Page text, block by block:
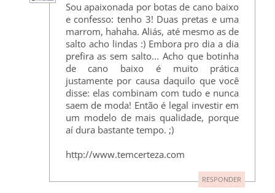
Sou apaixonada por botas de cano baixo
e confesso: tenho 3! Duas pretas e uma
marrom, hahaha. Aliás, até mesmo as de
salto acho lindas :) Embora pro dia a dia
prefira as sem salto... Acho que botinha
de cano baixo é muito prática
justamente por causa daquilo que você
disse: elas combinam com tudo e nunca
saem de moda! Então é legal investir em
um modelo de mais qualidade, porque
aí dura bastante tempo. ;)
http://www.temcerteza.com
RESPONDER